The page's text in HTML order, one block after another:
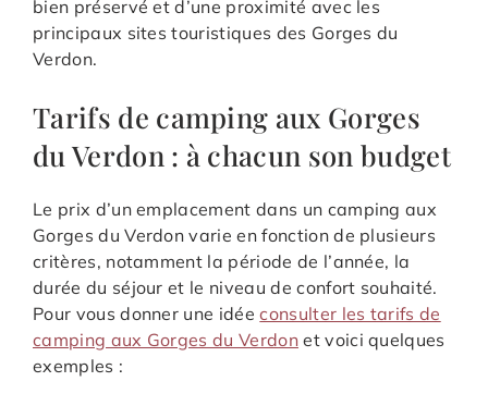
bien préservé et d’une proximité avec les
principaux sites touristiques des Gorges du
Verdon.
Tarifs de camping aux Gorges
du Verdon : à chacun son budget
Le prix d’un emplacement dans un camping aux
Gorges du Verdon varie en fonction de plusieurs
critères, notamment la période de l’année, la
durée du séjour et le niveau de confort souhaité.
Pour vous donner une idéeconsulter les tarifs de
camping aux Gorges du Verdonet voici quelques
exemples :